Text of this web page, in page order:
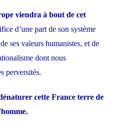
viendra à bout de cet
d’une part de son système
ses valeurs humanistes, et de
dont nous
perversités.
cette France terre de